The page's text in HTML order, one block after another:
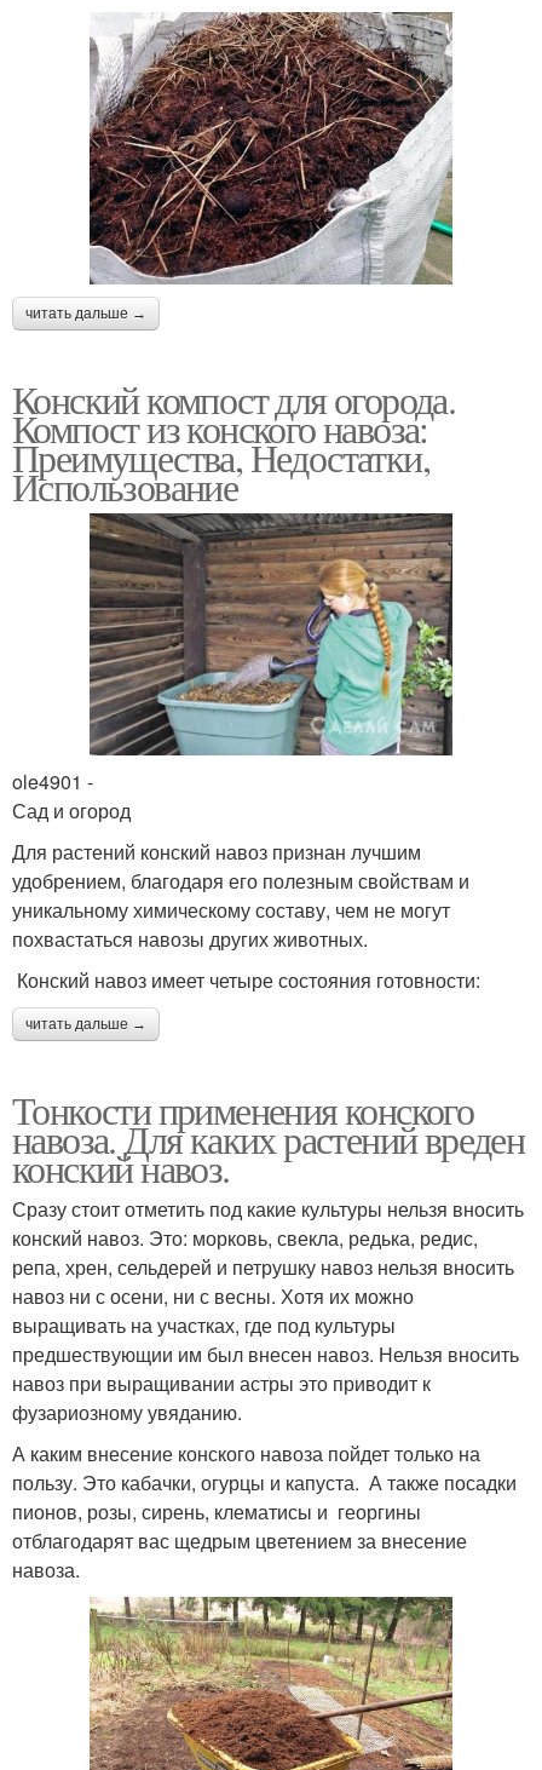
читать дальше →
Конский компост для огорода.
Компост из конского навоза:
Преимущества, Недостатки,
Использование
ole4901 -
Сад и огород
Для растений конский навоз признан лучшим
удобрением, благодаря его полезным свойствам и
уникальному химическому составу, чем не могут
похвастаться навозы других животных.
Конский навоз имеет четыре состояния готовности:
читать дальше →
Тонкости применения конского
навоза. Для каких растений вреден
конский навоз.
Сразу стоит отметить под какие культуры нельзя вносить
конский навоз. Это: морковь, свекла, редька, редис,
репа, хрен, сельдерей и петрушку навоз нельзя вносить
навоз ни с осени, ни с весны. Хотя их можно
выращивать на участках, где под культуры
предшествующии им был внесен навоз. Нельзя вносить
навоз при выращивании астры это приводит к
фузариозному увяданию.
А каким внесение конского навоза пойдет только на
пользу. Это кабачки, огурцы и капуста. А также посадки
пионов, розы, сирень, клематисы и георгины
отблагодарят вас щедрым цветением за внесение
навоза.